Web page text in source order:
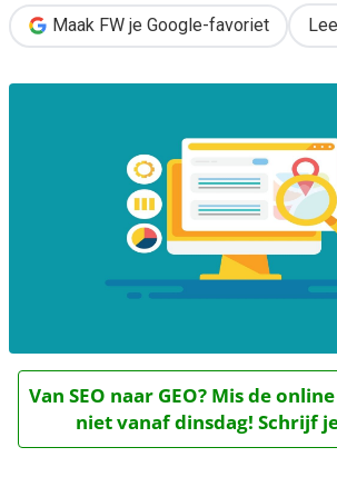
Maak FW je Google-favoriet
Van SEO naar GEO? Mis de
niet vanaf dinsdag! Schrijf